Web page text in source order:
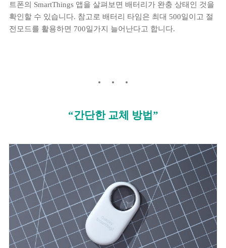
트폰의 SmartThings 앱을 살펴보면 배터리가 완충 상태인 것을
확인할 수 있습니다. 참고로 배터리 타임은 최대 500일이고 절
전모드를 활용하면 700일가지 늘어난다고 합니다.
“간단한 교체 방법”